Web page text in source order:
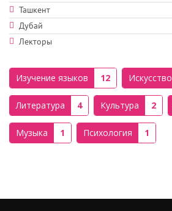
Ташкент
Дубай
Лекторы
Изучение языков 12 Искусство
Литература 4 Культура 2
Музыка 1 Психология 1